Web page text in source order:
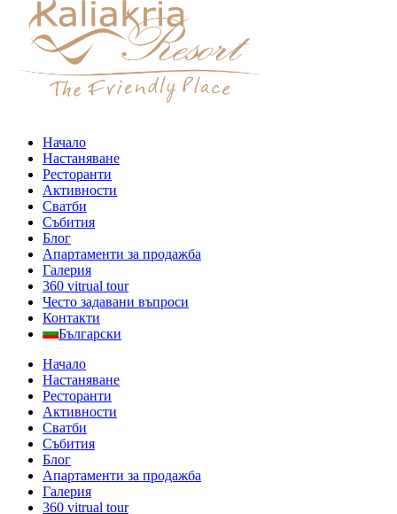
Начало
Настаняване
Ресторанти
Активности
Сватби
Събития
Блог
Апартаменти за продажба
Галерия
360 vitrual tour
Често задавани въпроси
Контакти
Български
Начало
Настаняване
Ресторанти
Активности
Сватби
Събития
Блог
Апартаменти за продажба
Галерия
360 vitrual tour